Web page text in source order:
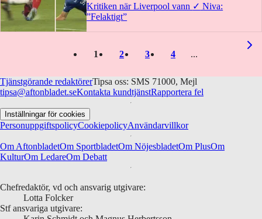
Kritiken när Liverpool vann ✓ Niva:
”Felaktigt”
1 2 3 4
Tjänstgörande redaktörerTipsa oss: SMS 71000, Mejl
tipsa@aftonbladet.seKontakta kundtjänstRapportera fel
Inställningar för cookies
PersonuppgiftspolicyCookiepolicyAnvändarvillkor
Om AftonbladetOm SportbladetOm NöjesbladetOm PlusOm
KulturOm LedareOm Debatt
Chefredaktör, vd och ansvarig utgivare:
Lotta Folcker
Stf ansvariga utgivare: